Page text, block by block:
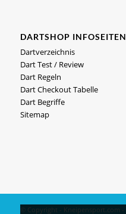
DARTSHOP INFOSEITEN
Dartverzeichnis
Dart Test / Review
Dart Regeln
Dart Checkout Tabelle
Dart Begriffe
Sitemap
© Copyright - Kneipensport.com -